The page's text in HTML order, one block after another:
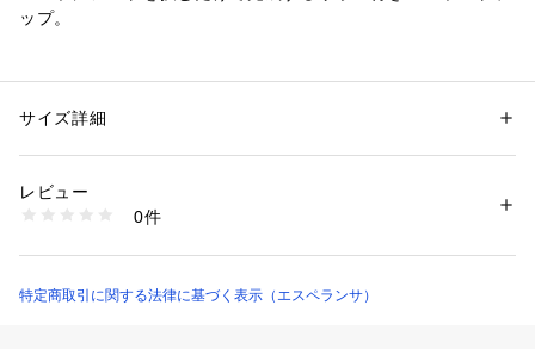
ップ。
・お手持ちのスマホケースにシート部分を通すだけでストラッ
・手ぶらでお出かけができる便利アイテム。
・普段使いはもちろん、アウトドアシーンでもお使いいただけ
性別：レディース
素材：ポリエステル
商品番号：
R53-93410 （ショップ）
サイズ詳細
レビュー
0件
特定商取引に関する法律に基づく表示（エスペランサ）